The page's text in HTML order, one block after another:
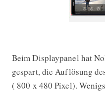
Beim Displaypanel hat
gespart, die Auflösung
( 800 x 480 Pixel).